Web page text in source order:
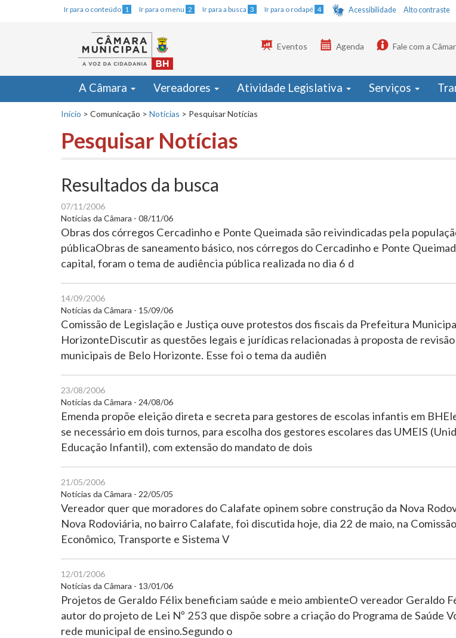
Ir para o conteúdo 1 Ir para o menu 2 Ir para a busca 3 Ir para o rodapé 4 Acessibilidade Alto contraste
Eventos Agenda Fale com a
A Câmara Vereadores Atividade Legislativa Serviços
Início > Comunicação > Noticias > Pesquisar Notícias
Pesquisar Notícias
Resultados da busca
07/11/2006
Notícias da Câmara - 08/11/06
Obras dos córregos Cercadinho e Ponte Queimada são reivindicadas pela
públicaObras de saneamento básico, nos córregos do Cercadinho e Ponte
capital, foram o tema de audiência pública realizada no dia 6 d
14/09/2006
Notícias da Câmara - 15/09/06
Comissão de Legislação e Justiça ouve protestos dos fiscais da Prefeitura
HorizonteDiscutir as questões legais e jurídicas relacionadas à proposta de
municipais de Belo Horizonte. Esse foi o tema da audiên
23/08/2006
Notícias da Câmara - 24/08/06
Emenda propõe eleição direta e secreta para gestores de escolas infantis em
se necessário em dois turnos, para escolha dos gestores escolares das UMEIS
Educação Infantil), com extensão do mandato de dois
21/05/2006
Notícias da Câmara - 22/05/05
Vereador quer que moradores do Calafate opinem sobre construção da Nova
Nova Rodoviária, no bairro Calafate, foi discutida hoje, dia 22 de maio, na
Econômico, Transporte e Sistema V
12/01/2006
Notícias da Câmara - 13/01/06
Projetos de Geraldo Félix beneficiam saúde e meio ambienteO vereador Geraldo
autor do projeto de Lei Nº 253 que dispõe sobre a criação do Programa de Saúde
rede municipal de ensino.Segundo o